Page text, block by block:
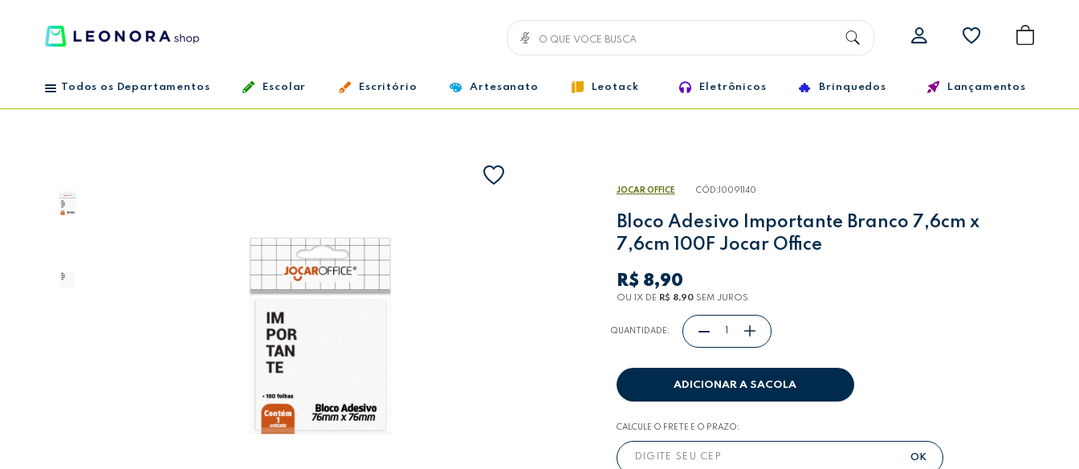
Todos os Departamentos Escolar Escritório Artesanato Leotack Eletrônicos Brinquedos Lançamentos
JOCAR OFFICE CÓD: 10091140
Bloco Adesivo Importante Branco 7,6cm x
7,6cm 100F Jocar Office
R$ 8,90
OU 1XDE R$ 8,90SEM JUROS
QUANTIDADE:
ADICIONAR A SACOLA
CALCULE O FRETE E O PRAZO: